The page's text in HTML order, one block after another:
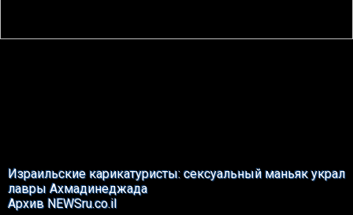
Израильские карикатуристы: сексуальный маньяк украл
лавры Ахмадинеджада
Архив NEWSru.co.il